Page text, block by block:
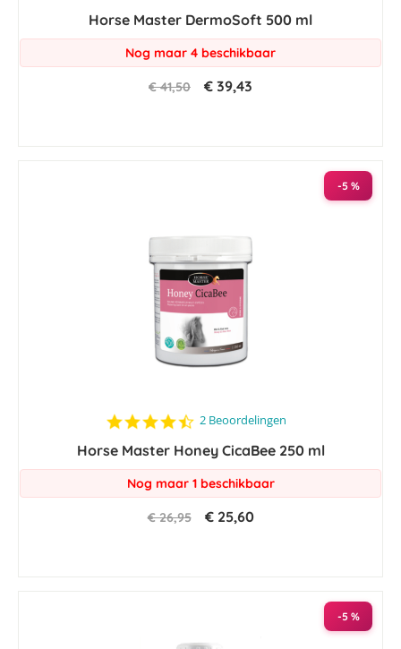
Horse Master DermoSoft 500 ml
Nog maar 4 beschikbaar
€ 41,50 € 39,43
-5 %
4.5
rating
2 Beoordelingen
Horse Master Honey CicaBee 250 ml
Nog maar 1 beschikbaar
€ 26,95 € 25,60
-5 %